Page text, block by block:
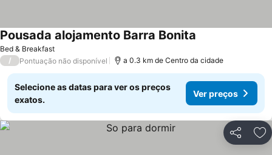
Bed & Breakfast
Pousada alojamento Barra Bonita
/ Pontuação não disponível a 0.3 km de Centro da cidade
Selecione as datas para ver os preços
exatos.
Ver preços
Partilhar